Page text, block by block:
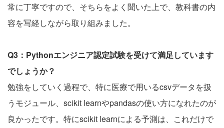
常に丁寧ですので、そちらをよく聞いた上で、教科書の内
容を写経しながら取り組みました。
Q3：Pythonエンジニア認定試験を受けて満足しています
でしょうか？
勉強をしていく過程で、特に医療で用いるcsvデータを扱
うモジュール、scikit learnやpandasの使い方になれたのが
良かったです。特にscikit learnによる予測は、これだけで